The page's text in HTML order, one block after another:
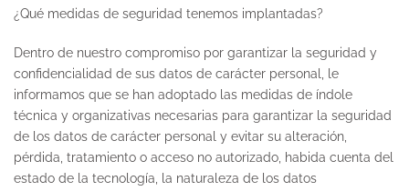
¿Qué medidas de seguridad tenemos implantadas?
Dentro de nuestro compromiso por garantizar la seguridad y
confidencialidad de sus datos de carácter personal, le
informamos que se han adoptado las medidas de índole
técnica y organizativas necesarias para garantizar la seguridad
de los datos de carácter personal y evitar su alteración,
pérdida, tratamiento o acceso no autorizado, habida cuenta del
estado de la tecnología, la naturaleza de los datos